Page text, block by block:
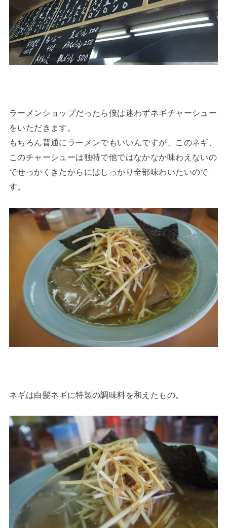
ラーメンショップだったら僕は迷わずネギチャーシュー
をいただきます。
もちろん普通にラーメンでもいいんですが、このネギ、
このチャーシューは独特で他ではなかなか味わえないの
でせっかくきたからにはしっかり全部味わいたいので
す。
ネギは白髪ネギに特製の調味料を和えたもの。